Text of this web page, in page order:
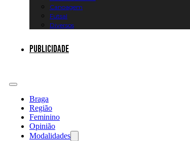
Canoagem
Futsal
Diversos
Publicidade
Braga
Região
Feminino
Opinião
Modalidades